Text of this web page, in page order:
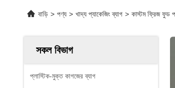
বাড়ি > পণ্য > খাদ্য প্যাকেজিং ব্যাগ > কাস্টম ফ্রিজ ফুড
সকল বিভাগ
প্লাস্টিক-মুক্ত কাগজের ব্যাগ